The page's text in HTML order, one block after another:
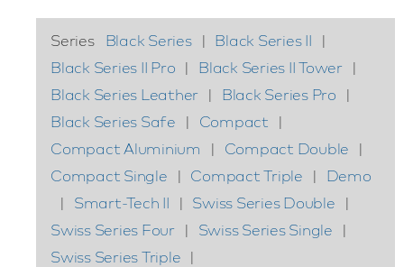
Series Black Series | Black Series II
|
Black Series II Pro | Black Series II Tower |
Black Series Leather | Black Series Pro
|
Black Series Safe
| Compact
|
Compact Aluminium
| Compact Double
|
Compact Single
| Compact Triple |
Demo
|
Smart-Tech II | Swiss Series Double
|
Swiss Series Four | Swiss Series Single
|
Swiss Series Triple |